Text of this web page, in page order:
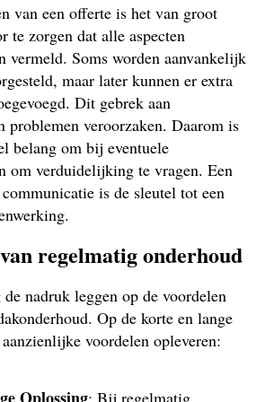
van een offerte is het van groot
te zorgen dat alle aspecten
vermeld. Soms worden aanvankelijk
maar later kunnen er extra
Dit gebrek aan
problemen veroorzaken. Daarom is
belang om bij eventuele
om verduidelijking te vragen. Een
is de sleutel tot een
regelmatig onderhoud
nadruk leggen op de voordelen
Op de korte en lange
voordelen opleveren:
Oplossing: Bij regelmatig